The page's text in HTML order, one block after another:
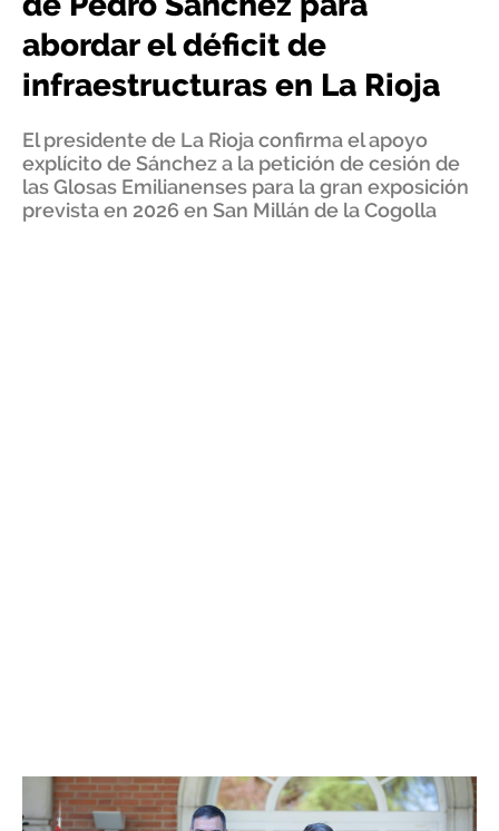
abordar el déficit de
infraestructuras en La Rioja
El presidente de La Rioja confirma el apoyo
explícito de Sánchez a la petición de cesión de
las Glosas Emilianenses para la gran exposición
prevista en 2026 en San Millán de la Cogolla